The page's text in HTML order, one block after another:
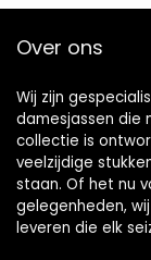
Over ons
Wij zijn
damesjassen die
collectie is
veelzijdige
staan. Of het nu
gelegenheden,
leveren die elk